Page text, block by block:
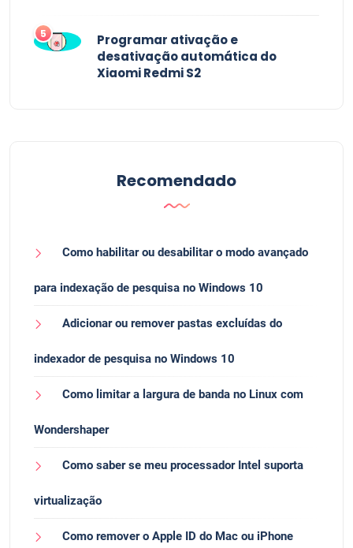
5
Programar ativação e
desativação automática do
Xiaomi Redmi S2
Recomendado
Como habilitar ou desabilitar o modo avançado
para indexação de pesquisa no Windows 10
Adicionar ou remover pastas excluídas do
indexador de pesquisa no Windows 10
Como limitar a largura de banda no Linux com
Wondershaper
Como saber se meu processador Intel suporta
virtualização
Como remover o Apple ID do Mac ou iPhone